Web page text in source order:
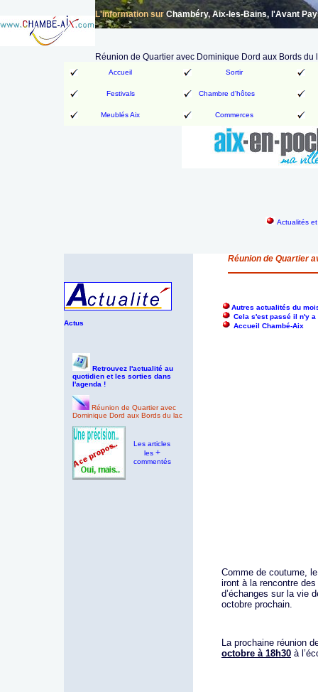
L'information surChambéry, Aix-les-Bains, l'Avant
Réunion de Quartier avec Dominique Dord aux Bords du
Accueil Sortir
Festivals Chambre d'hôtes
Meublés Aix Commerces
Actualités
Réunion de Quartier
Actus
Autres actualités du
Cela s'est passé il n'y
Accueil Chambé-Aix
Retrouvez l'actualité au
quotidien et les sorties dans
l'agenda !
Réunion de Quartier avec
Dominique Dord aux Bords du lac
Les articles
les +
commentés
Comme de coutume,
iront à la rencontre
d’échanges sur la vie
octobre prochain.
La prochaine réunion
octobre à 18h30 à